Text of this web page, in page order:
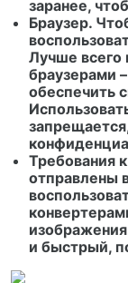
заранее,
Браузер.
Лучше всего
браузерами
обеспечить
Требования
отправлены
и быстрый,